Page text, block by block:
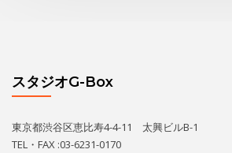
スタジオG-Box
東京都渋谷区恵比寿4-4-11 太興ビルB-1
TEL・FAX :03-6231-0170